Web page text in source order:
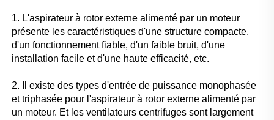
1. L'aspirateur à rotor externe alimenté par un moteur
présente les caractéristiques d'une structure compacte,
d'un fonctionnement fiable, d'un faible bruit, d'une
installation facile et d'une haute efficacité, etc.
2. Il existe des types d'entrée de puissance monophasée
et triphasée pour l'aspirateur à rotor externe alimenté par
un moteur. Et les ventilateurs centrifuges sont largement